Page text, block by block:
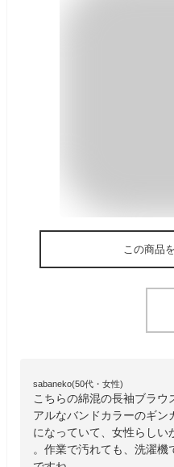
この商品
sabaneko(50代・女性)
こちらの綿混の長袖ブラウ
アルなバンドカラーのギン
になっていて、女性らしい
。作業で汚れても、洗濯